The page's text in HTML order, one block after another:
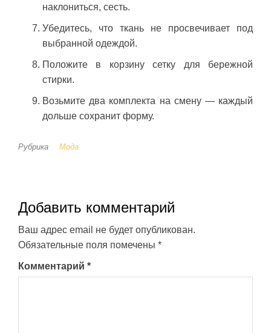
наклониться, сесть.
Убедитесь, что ткань не просвечивает под
выбранной одеждой.
Положите в корзину сетку для бережной
стирки.
Возьмите два комплекта на смену — каждый
дольше сохранит форму.
Рубрика Мода
Добавить комментарий
Ваш адрес email не будет опубликован.
Обязательные поля помечены *
Комментарий *